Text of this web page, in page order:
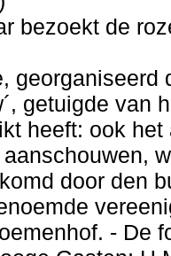
bezoekt de
georganiseerd
getuigde van
heeft: ook
door den
- De